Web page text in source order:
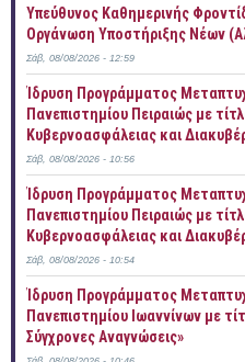
Yπεύθυνος Καθημερινής
Οργάνωση Υποστήριξης Νέων
Σάβ, 08/08/2026 - 12:59
Ίδρυση Προγράμματος
Πανεπιστημίου Πειραιώς με
Κυβερνοασφάλειας και
Σάβ, 08/08/2026 - 10:56
Ίδρυση Προγράμματος
Πανεπιστημίου Πειραιώς με
Κυβερνοασφάλειας και
Σάβ, 08/08/2026 - 10:54
Ίδρυση Προγράμματος
Πανεπιστημίου Ιωαννίνων με
Σύγχρονες Αναγνώσεις»